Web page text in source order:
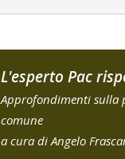
L'esperto Pac
Approfondimenti sulla
comune
a cura di Angelo